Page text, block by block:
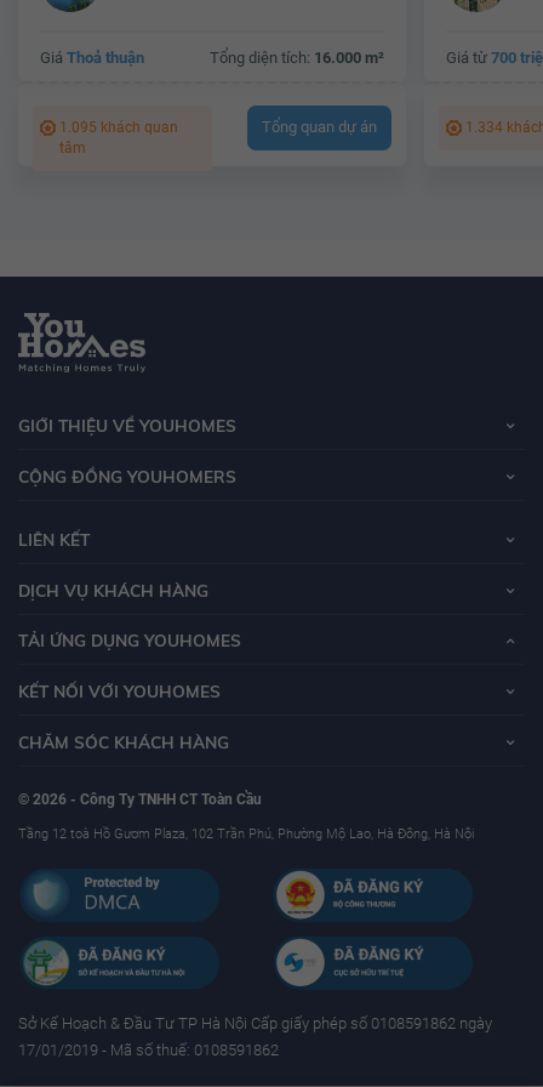
Giá Thoả thuận Tổng diện tích: 16.000 m²
1.095 khách quan
tâm
Tổng quan dự án
Giá từ 700
1.334
GIỚI THIỆU VỀ YOUHOMES
CỘNG ĐỒNG YOUHOMERS
LIÊN KẾT
DỊCH VỤ KHÁCH HÀNG
TẢI ỨNG DỤNG YOUHOMES
KẾT NỐI VỚI YOUHOMES
CHĂM SÓC KHÁCH HÀNG
© 2026 - Công Ty TNHH CT Toàn Cầu
Tầng 12 toà Hồ Gươm Plaza, 102 Trần Phú, Phường Mộ Lao, Hà Đông, Hà Nội
Sở Kế Hoạch & Ðầu Tư TP Hà Nội Cấp giấy phép số 0108591862 ngày
17/01/2019 - Mã số thuế: 0108591862